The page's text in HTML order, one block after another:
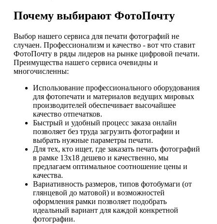
Почему выбирают ФотоПочту
Выбор нашего сервиса для печати фотографий не
случаен. Профессионализм и качество - вот что ставит
ФотоПочту в ряды лидеров на рынке цифровой печати.
Преимущества нашего сервиса очевидны и
многочисленны:
Использование профессионального оборудования
для фотопечати и материалов ведущих мировых
производителей обеспечивает высочайшее
качество отпечатков.
Быстрый и удобный процесс заказа онлайн
позволяет без труда загрузить фотографии и
выбрать нужные параметры печати.
Для тех, кто ищет, где заказать печать фотографий
в рамке 13х18 дешево и качественно, мы
предлагаем оптимальное соотношение цены и
качества.
Вариативность размеров, типов фотобумаги (от
глянцевой до матовой) и возможностей
оформления рамки позволяет подобрать
идеальный вариант для каждой конкретной
фотографии.